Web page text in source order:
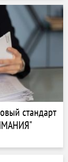
стандарт